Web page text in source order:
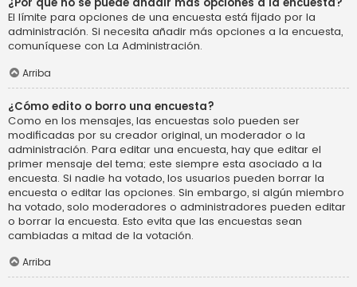
El límite para opciones de una encuesta está fijado por la
administración. Si necesita añadir más opciones a la encuesta,
comuníquese con La Administración.
Arriba
¿Cómo edito o borro una encuesta?
Como en los mensajes, las encuestas solo pueden ser
modificadas por su creador original, un moderador o la
administración. Para editar una encuesta, hay que editar el
primer mensaje del tema; este siempre esta asociado a la
encuesta. Si nadie ha votado, los usuarios pueden borrar la
encuesta o editar las opciones. Sin embargo, si algún miembro
ha votado, solo moderadores o administradores pueden editar
o borrar la encuesta. Esto evita que las encuestas sean
cambiadas a mitad de la votación.
Arriba